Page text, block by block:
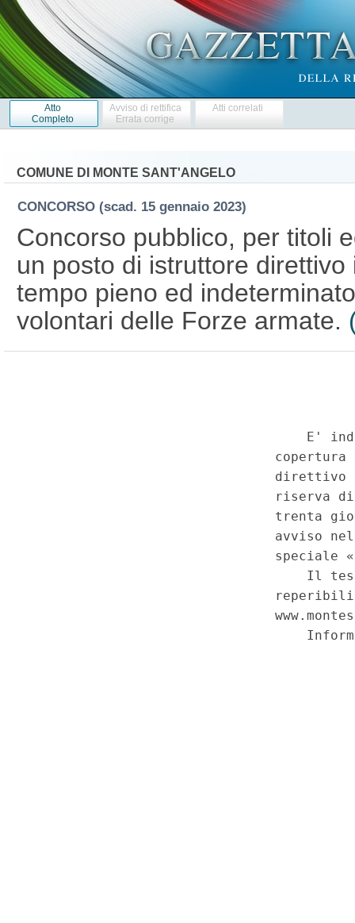
Atto
Completo
Avviso di rettifica
Errata corrige
Atti correlati
COMUNE DI MONTE SANT'ANGELO
CONCORSO (scad. 15 gennaio 2023)
Concorso pubblico, per titoli
un posto di istruttore
tempo pieno ed
volontari delle Forze armate.